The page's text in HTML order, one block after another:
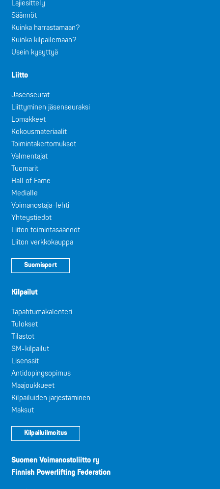
Lajiesittely
Säännöt
Kuinka harrastamaan?
Kuinka kilpailemaan?
Usein kysyttyä
Liitto
Jäsenseurat
Liittyminen jäsenseuraksi
Lomakkeet
Kokousmateriaalit
Toimintakertomukset
Valmentajat
Tuomarit
Hall of Fame
Medialle
Voimanostaja-lehti
Yhteystiedot
Liiton toimintasäännöt
Liiton verkkokauppa
Suomisport
Kilpailut
Tapahtumakalenteri
Tulokset
Tilastot
SM-kilpailut
Lisenssit
Antidopingsopimus
Maajoukkueet
Kilpailuiden järjestäminen
Maksut
Kilpailuilmoitus
Suomen Voimanostoliitto ry
Finnish Powerlifting Federation